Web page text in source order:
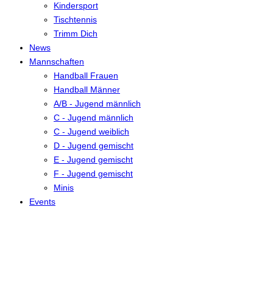
Kindersport
Tischtennis
Trimm Dich
News
Mannschaften
Handball Frauen
Handball Männer
A/B - Jugend männlich
C - Jugend männlich
C - Jugend weiblich
D - Jugend gemischt
E - Jugend gemischt
F - Jugend gemischt
Minis
Events